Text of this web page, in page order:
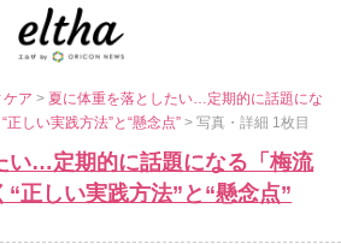
ケア> 夏に体重を落としたい…定期的に話題にな
しい実践方法”と“懸念点”> 写真・詳細 1枚目
い…定期的に話題になる「梅流
“正しい実践方法”と“懸念点”